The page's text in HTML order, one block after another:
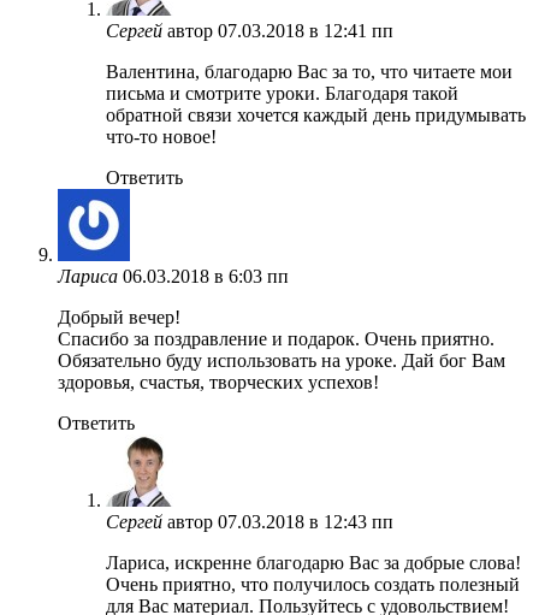
Сергей автор 07.03.2018 в 12:41 пп
Валентина, благодарю Вас за то, что читаете мои
письма и смотрите уроки. Благодаря такой
обратной связи хочется каждый день придумывать
что-то новое!
Ответить
Лариса 06.03.2018 в 6:03 пп
Добрый вечер!
Спасибо за поздравление и подарок. Очень приятно.
Обязательно буду использовать на уроке. Дай бог Вам
здоровья, счастья, творческих успехов!
Ответить
Сергей автор 07.03.2018 в 12:43 пп
Лариса, искренне благодарю Вас за добрые слова!
Очень приятно, что получилось создать полезный
для Вас материал. Пользуйтесь с удовольствием!